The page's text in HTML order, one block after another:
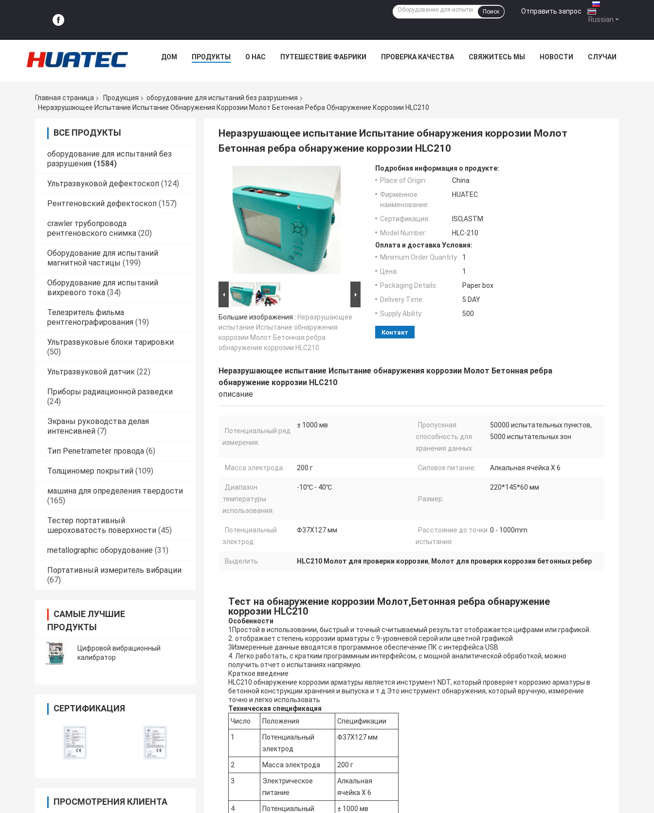
Russian
Отправить запрос |
Поиск
ДОМ ПРОДУКТЫ О НАС ПУТЕШЕСТВИЕ ФАБРИКИ ПРОВЕРКА КАЧЕСТВА СВЯЖИТЕСЬ МЫ НОВОСТИ СЛУЧАИ
Главная страница Продукция
оборудование для испытаний без разрушения
Неразрушающее Испытание Испытание Обнаружения Коррозии Молот Бетонная Ребра Обнаружение Коррозии HLC210
ВСЕ ПРОДУКТЫ
оборудование для испытаний без
разрушения (1584)
Ультразвуковой дефектоскоп (124)
Рентгеновский дефектоскоп (157)
crawler трубопровода
рентгеновского снимка (20)
Оборудование для испытаний
магнитной частицы (199)
Оборудование для испытаний
вихревого тока (34)
Телезритель фильма
рентгенографирования (19)
Ультразвуковые блоки тарировки
(50)
Ультразвуковой датчик (22)
Приборы радиационной разведки
(24)
Экраны руководства делая
интенсивней (7)
Тип Penetrameter провода (6)
Толщиномер покрытий (109)
машина для определения твердости
(165)
Тестер портативный
шероховатость поверхности (45)
metallographic оборудование (31)
Портативный измеритель вибрации
(67)
САМЫЕ ЛУЧШИЕ
ПРОДУКТЫ
Цифровой вибрационный
калибратор
СЕРТИФИКАЦИЯ
ПРОСМОТРЕНИЯ КЛИЕНТА
Неразрушающее испытание Испытание обнаружения коррозии Молот
Бетонная ребра обнаружение коррозии HLC210
Большие изображения : Неразрушающее
испытание Испытание обнаружения
коррозии Молот Бетонная ребра
обнаружение коррозии HLC210
Подробная информация о продукте:
Place of Origin:
China
Фирменное
наименование:
HUATEC
Сертификация:
ISO,ASTM
Model Number:
HLC-210
Оплата и доставка Условия:
Minimum Order Quantity:
1
Цена:
1
Packaging Details:
Paper box
Delivery Time:
5 DAY
Supply Ability:
500
Контакт
Неразрушающее испытание Испытание обнаружения коррозии Молот Бетонная ребра
обнаружение коррозии HLC210
описание
Потенциальный ряд
измерения:
± 1000 мв
Пропускная
способность для
хранения данных:
50000 испытательных пунктов,
5000 испытательных зон
Масса электрода: 200 г Силовое питание: Алкальная ячейка X 6
Диапазон
температуры
использования:
-10℃ - 40℃
Размер:
220*145*60 мм
Потенциальный
электрод:
Φ37X127 мм
Расстояние до точки
испытания:
0 - 1000mm
Выделить: HLC210 Молот для проверки коррозии, Молот для проверки коррозии бетонных ребер
Тест на обнаружение коррозии Молот,Бетонная ребра обнаружение
коррозии HLC210
Особенности
1Простой в использовании, быстрый и точный считываемый результат отображается цифрами или графикой.
2. отображает степень коррозии арматуры с 9-уровневой серой или цветной графикой
3Измеренные данные вводятся в программное обеспечение ПК с интерфейса USB.
4. Легко работать, с кратким программным интерфейсом, с мощной аналитической обработкой, можно
получить отчет о испытаниях напрямую.
Краткое введение
HLC210 обнаружение коррозии арматуры является инструмент NDT, который проверяет коррозию арматуры в
бетонной конструкции.хранения и выпуска и т.д.Это инструмент обнаружения, который вручную, измерение
точно и легко использовать
Техническая спецификация
Число
Положения Спецификации
1
Потенциальный
электрод
Φ37X127 мм
2 Масса электрода 200 г
3
Электрическое
питание
Алкальная
ячейка X 6
4
Потенциальный
± 1000 мв